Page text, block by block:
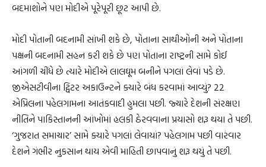
બદમાશોને પણ મોદીએ પૂરેપૂરી છૂટ આપી છે.
મોદી પોતાની બદનામી સાંખી શકે છે, પોતાના સાથીઓની અને પોતાના
પક્ષની બદનામી સહન કરી શકે છે પણ પોતાના રાષ્ટ્રની સામે કોઈ
આંગળી ચીંધે છે ત્યારે મોદીએ લાલઘૂમ બનીને પગલાં લેવાં પડે છે.
જીએસટીવીના ટ્વિટર અકાઉન્ટને ક્યારે બંધ કરવામાં આવ્યું? 22
એપ્રિલના પહેલગામના આતંકવાદી હુમલા પછી. જ્યારે દેશની સંરક્ષણ
નીતિને પાકિસ્તાનની આંખોમાં હલકી ઠેરવવાના પ્રયાસો શરૂ થયા તે પછી.
‘ગુજરાત સમાચાર’ સામે ક્યારે પગલાં લેવાયાં? પહેલગામ પછી વારંવાર
દેશને ગંભીર નુકસાન થાય એવી માહિતી છાપવાનું શરૂ થયું તે પછી.